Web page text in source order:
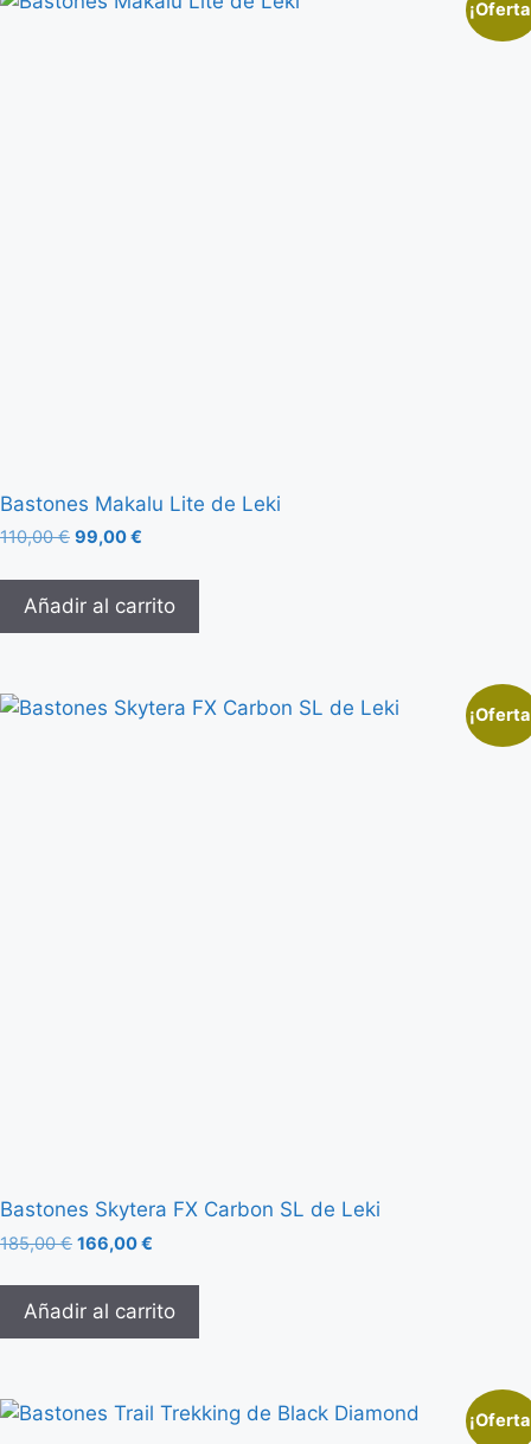
Bastones Makalu Lite de Leki
110,00€ 99,00€
Añadir al carrito
Bastones Skytera FX Carbon SL de Leki
185,00€ 166,00€
Añadir al carrito